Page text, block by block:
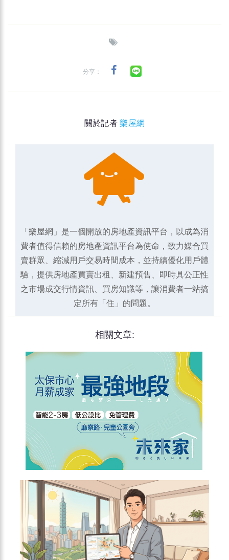
分享：
關於記者樂屋網
「樂屋網」是一個開放的房地產資訊平台，以成為消
費者值得信賴的房地產資訊平台為使命，致力媒合買
賣群眾、縮減用戶交易時間成本，並持續優化用戶體
驗，提供房地產買賣出租、新建預售、即時具公正性
之市場成交行情資訊、買房知識等，讓消費者一站搞
定所有「住」的問題。
相關文章: